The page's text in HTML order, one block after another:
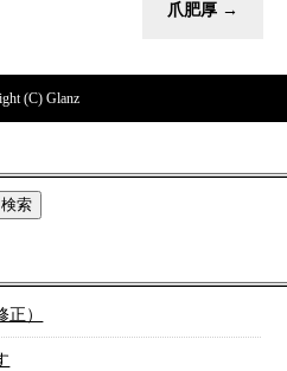
爪肥厚 →
(C) Glanz
）